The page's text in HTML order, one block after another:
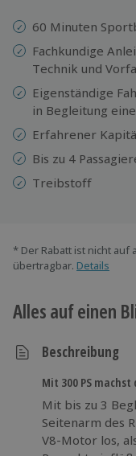
60 Minuten
Fachkundige
Technik und
Eigenständige
in Begleitung
Erfahrener
Bis zu 4
Treibstoff
* Der Rabatt ist nicht auf
übertragbar. Details
Alles auf einen
Beschreibung
Mit 300 PS
Mit bis zu 3
Seitenarm des
V8-Motor los,